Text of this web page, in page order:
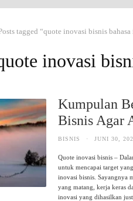
tagged “quote inovasi bisnis bahasa
inovasi
Kumpulan
Bisnis Agar
BISNIS · JUNI 30,
Quote inovasi bisnis –
untuk mencapai target
inovasi bisnis. Sayangnya
yang matang, kerja keras
inovasi yang dihasilkan